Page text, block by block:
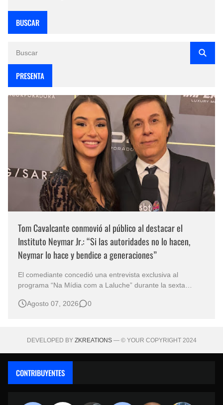
BUSCAR
PRESENTA
Tom Cavalcante conmovió al público al destacar el
Instituto Neymar Jr.: “Si las autoridades no lo hacen,
Neymar lo hace y bendice a generaciones”
El comediante concedió una entrevista exclusiva al
programa “Na Mídia com a Laluche” durante la sexta
eventos benéficos más importantes de Brasil. En medio del
Agosto 07, 2026 0
DEVELOPED BY ZKREATIONS— © YOUR COPYRIGHT 2024
CONTRIBUYENTES